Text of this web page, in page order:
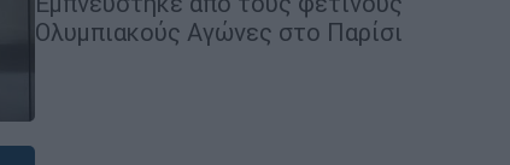
Ολυμπιακούς Αγώνες στο Παρίσι